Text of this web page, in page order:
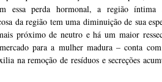
essa perda hormonal, a região íntima
da região tem uma diminuição de sua
próximo de neutro e há um maior
para a mulher madura – conta
na remoção de resíduos e secreções